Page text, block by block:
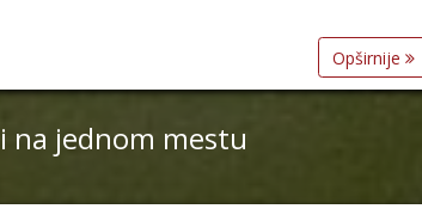
Opširnije
na jednom mestu